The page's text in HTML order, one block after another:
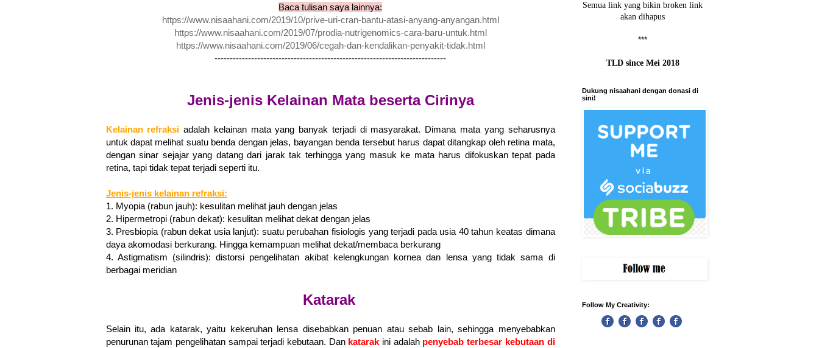
Baca tulisan saya lainnya:
https://www.nisaahani.com/2019/10/prive-uri-cran-bantu-atasi-anyang-anyangan.html
https://www.nisaahani.com/2019/07/prodia-nutrigenomics-cara-baru-untuk.html
https://www.nisaahani.com/2019/06/cegah-dan-kendalikan-penyakit-tidak.html
----------------------------------------------------------------------------
Jenis-jenis Kelainan Mata beserta Cirinya
Kelainan refraksi adalah kelainan mata yang banyak terjadi di masyarakat. Dimana mata yang seharusnya
untuk dapat melihat suatu benda dengan jelas, bayangan benda tersebut harus dapat ditangkap oleh retina mata,
dengan sinar sejajar yang datang dari jarak tak terhingga yang masuk ke mata harus difokuskan tepat pada
retina, tapi tidak tepat terjadi seperti itu.
Jenis-jenis kelainan refraksi:
1. Myopia (rabun jauh): kesulitan melihat jauh dengan jelas
2. Hipermetropi (rabun dekat): kesulitan melihat dekat dengan jelas
3. Presbiopia (rabun dekat usia lanjut): suatu perubahan fisiologis yang terjadi pada usia 40 tahun keatas dimana
daya akomodasi berkurang. Hingga kemampuan melihat dekat/membaca berkurang
4. Astigmatism (silindris): distorsi pengelihatan akibat kelengkungan kornea dan lensa yang tidak sama di
berbagai meridian
Katarak
Selain itu, ada katarak, yaitu kekeruhan lensa disebabkan penuan atau sebab lain, sehingga menyebabkan
penurunan tajam pengelihatan sampai terjadi kebutaan. Dan katarak ini adalah penyebab terbesar kebutaan di
Semua link yang bikin broken link
akan dihapus
***
TLD since Mei 2018
Dukung nisaahani dengan donasi di
sini!
Follow My Creativity: